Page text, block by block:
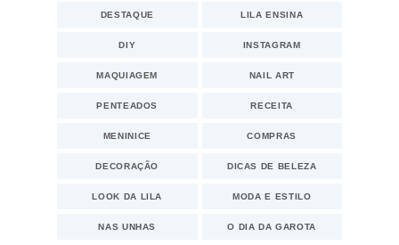
DESTAQUE LILA ENSINA
DIY INSTAGRAM
MAQUIAGEM NAIL ART
PENTEADOS RECEITA
MENINICE COMPRAS
DECORAÇÃO DICAS DE BELEZA
LOOK DA LILA MODA E ESTILO
NAS UNHAS O DIA DA GAROTA